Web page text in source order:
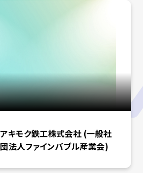
アキモク鉄工株式会社 (一般社
団法人ファインバブル産業会)